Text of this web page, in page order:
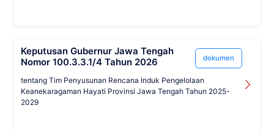
Keputusan Gubernur Jawa Tengah
Nomor 100.3.3.1/4 Tahun 2026
dokumen
tentang Tim Penyusunan Rencana Induk Pengelolaan
Keanekaragaman Hayati Provinsi Jawa Tengah Tahun 2025-
2029